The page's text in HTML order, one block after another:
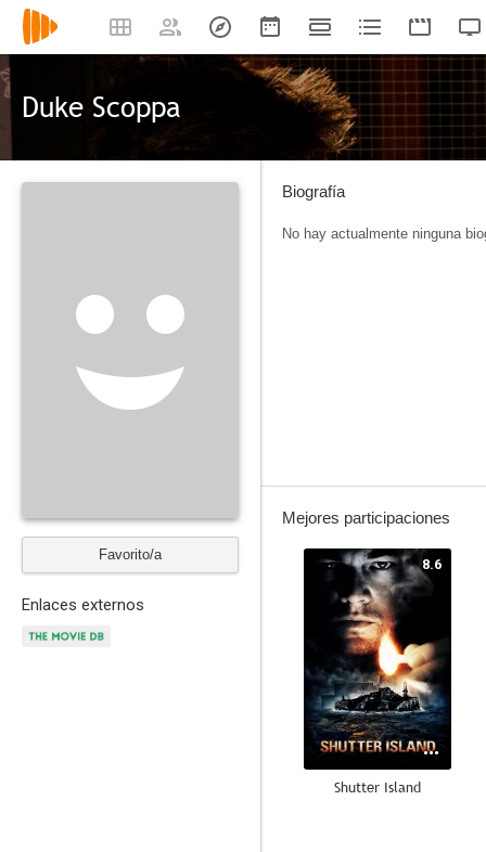
Duke Scoppa
Favorito/a
Enlaces externos
Biografía
No hay actualmente ninguna
Mejores participaciones
8.6
Shutter Island